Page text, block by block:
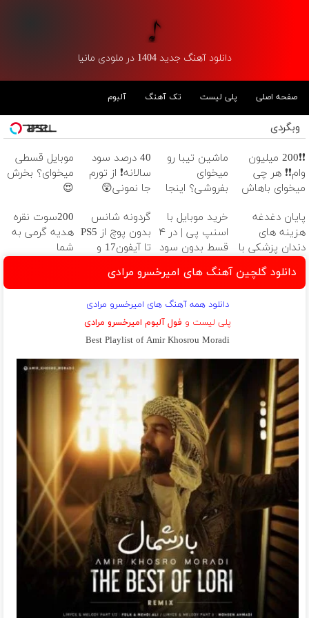
دانلود آهنگ جدید 1404 در ملودی مانیا
صفحه اصلی پلی لیست تک آهنگ آلبوم
وبگردی
❗❗200 میلیون
وام❗❗ هر چی
میخوای باهاش
ماشین تیبا رو
میخوای
بفروشی؟ اینجا
چند ساعت
بفروشش
40 درصد سود
سالانه❗ از تورم
جا نمونی😲
موبایل قسطی
میخوای؟ بخرش
😍
پایان دغدغه
هزینه های
دندان پزشکی با
پک سفید
کننده خانگی
خرید موبایل با
اسنپ پی | در ۴
قسط بدون سود
و کارمزد!
گردونه شانس
بدون پوچ از PS5
تا آیفون17 و
200سوت نقره
هدیه گرمی به
شما
دانلود گلچین آهنگ های امیرخسرو مرادی
دانلود همه آهنگ های امیرخسرو مرادی
پلی لیست و فول آلبوم امیرخسرو مرادی
Best Playlist of Amir Khosrou Moradi